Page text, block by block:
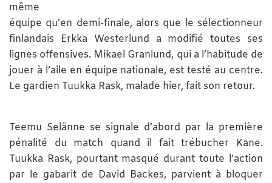
même
équipe qu’en demi-finale, alors que le sélectionneur
finlandais Erkka Westerlund a modifié toutes ses
lignes offensives. Mikael Granlund, qui a l’habitude de
jouer à l’aile en équipe nationale, est testé au centre.
Le gardien Tuukka Rask, malade hier, fait son retour.
Teemu Selänne se signale d’abord par la première
pénalité du match quand il fait trébucher Kane.
Tuukka Rask, pourtant masqué durant toute l’action
par le gabarit de David Backes, parvient à bloquer